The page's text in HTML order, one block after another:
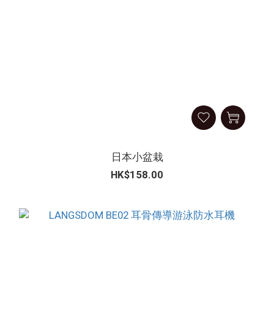
日本小盆栽
HK$158.00